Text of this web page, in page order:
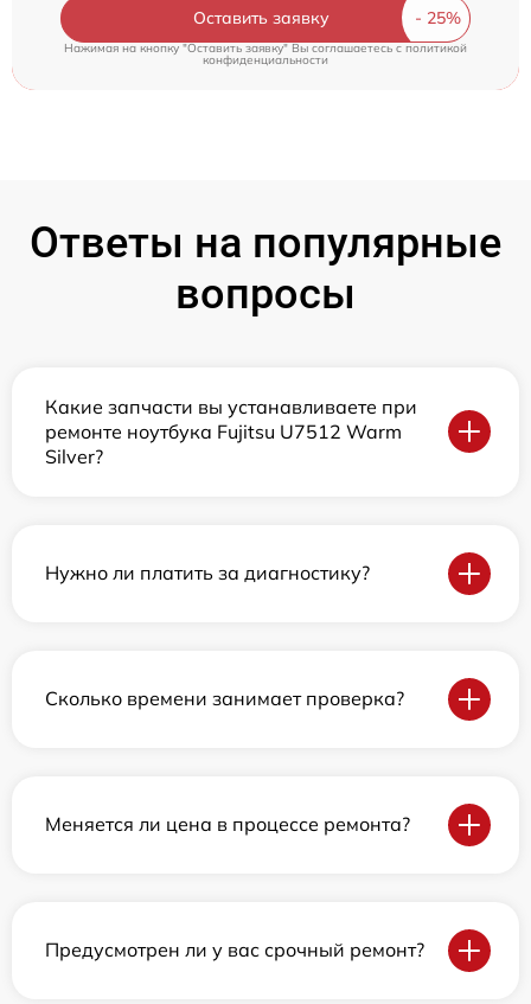
Оставить заявку
Нажимая на кнопку "Оставить заявку" Вы соглашаетесь cполитикой
конфиденциальности
Ответы на популярные
вопросы
Какие запчасти вы устанавливаете при
ремонте ноутбука Fujitsu U7512 Warm
Silver?
Нужно ли платить за диагностику?
Сколько времени занимает проверка?
Меняется ли цена в процессе ремонта?
Предусмотрен ли у вас срочный ремонт?